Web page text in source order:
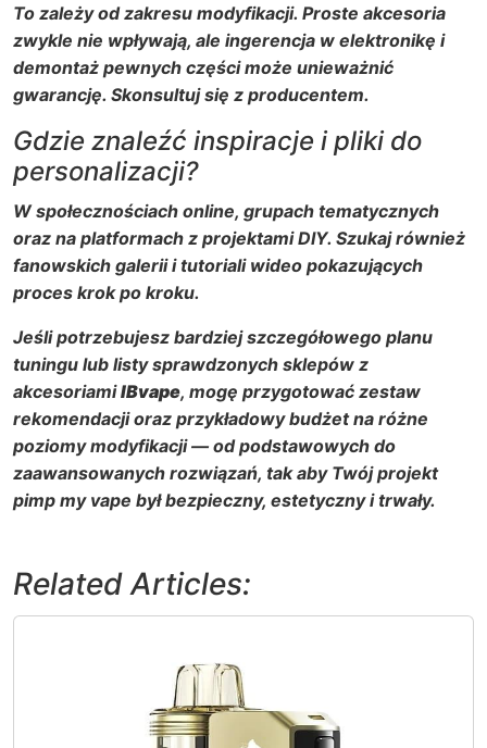
To zależy od zakresu modyfikacji. Proste akcesoria
zwykle nie wpływają, ale ingerencja w elektronikę i
demontaż pewnych części może unieważnić
gwarancję. Skonsultuj się z producentem.
Gdzie znaleźć inspiracje i pliki do
personalizacji?
W społecznościach online, grupach tematycznych
oraz na platformach z projektami DIY. Szukaj również
fanowskich galerii i tutoriali wideo pokazujących
proces krok po kroku.
Jeśli potrzebujesz bardziej szczegółowego planu
tuningu lub listy sprawdzonych sklepów z
akcesoriamiIBvape, mogę przygotować zestaw
rekomendacji oraz przykładowy budżet na różne
poziomy modyfikacji — od podstawowych do
zaawansowanych rozwiązań, tak aby Twój projekt
pimp my vape był bezpieczny, estetyczny i trwały.
Related Articles: